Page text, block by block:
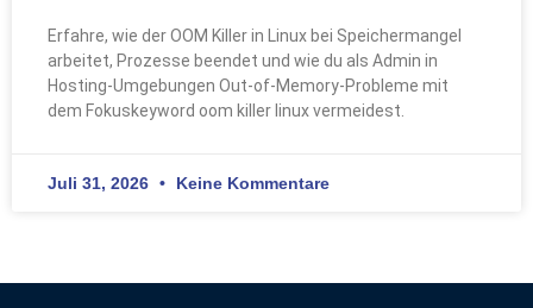
Erfahre, wie der OOM Killer in Linux bei Speichermangel
arbeitet, Prozesse beendet und wie du als Admin in
Hosting-Umgebungen Out-of-Memory-Probleme mit
dem Fokuskeyword oom killer linux vermeidest.
Juli 31, 2026 Keine Kommentare